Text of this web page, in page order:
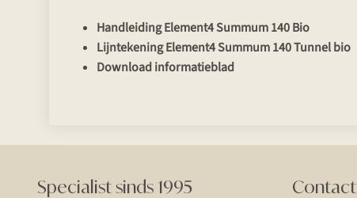
Handleiding Element4 Summum 140 Bio
Lijntekening Element4 Summum 140 Tunnel bio
Download informatieblad
Specialist sinds 1995 Contact